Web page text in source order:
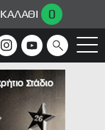
ΚΑΛΑΘΙ 0